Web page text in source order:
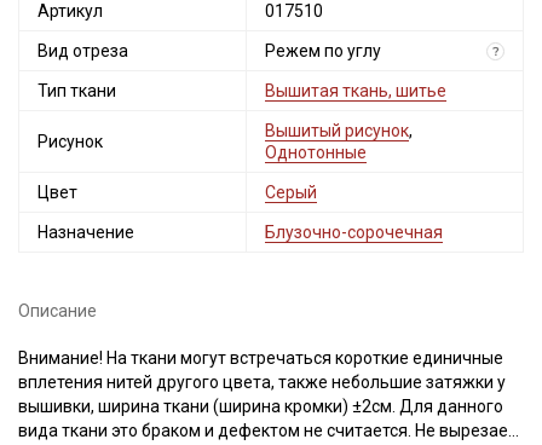
Артикул 017510
Вид отреза Режем по углу ?
Тип ткани Вышитая ткань, шитье
Рисунок
Вышитый рисунок,
Однотонные
Цвет Серый
Назначение Блузочно-сорочечная
Описание
Внимание! На ткани могут встречаться короткие единичные
вплетения нитей другого цвета, также небольшие затяжки у
вышивки, ширина ткани (ширина кромки) ±2см. Для данного
вида ткани это браком и дефектом не считается. Не вырезаем.